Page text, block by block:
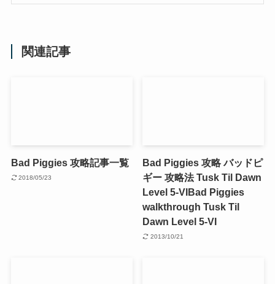
関連記事
Bad Piggies 攻略記事一覧
2018/05/23
Bad Piggies 攻略 バッドピ
ギー 攻略法 Tusk Til Dawn
Level 5-VI Bad Piggies
walkthrough Tusk Til
Dawn Level 5-VI
2013/10/21